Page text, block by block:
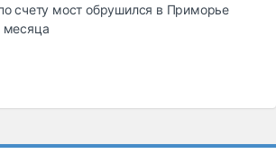
счету мост обрушился в Приморье
месяца